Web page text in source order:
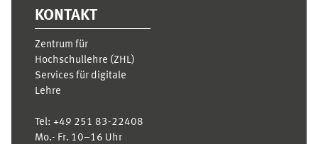
KONTAKT
Zentrum für
Hochschullehre (ZHL)
Services für digitale
Lehre
Tel: +49 251 83-22408
Mo.- Fr. 10–16 Uhr